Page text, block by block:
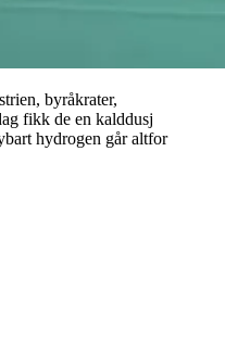
byråkrater,
fikk de en kalddusj
hydrogen går altfor